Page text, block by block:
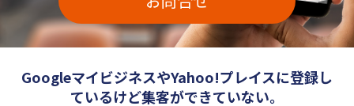
GoogleマイビジネスやYahoo!プレイスに登録し
ているけど集客ができていない。